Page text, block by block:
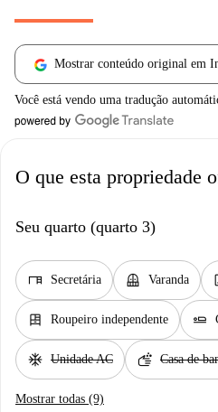
Mostrar conteúdo original em
Você está vendo uma tradução
O que esta propriedade
Seu quarto (quarto 3)
desk Secretária balcony Varanda
dresser Roupeiro independente airline_seat_flat
ac_unit Unidade AC soap Casa de
Mostrar todas (9)